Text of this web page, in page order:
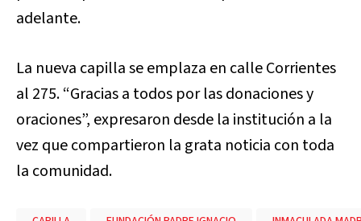
adelante.
La nueva capilla se emplaza en calle Corrientes
al 275. “Gracias a todos por las donaciones y
oraciones”, expresaron desde la institución a la
vez que compartieron la grata noticia con toda
la comunidad.